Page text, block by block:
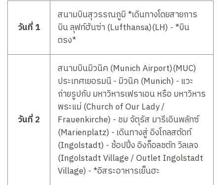
วันที่ 1
สนามบินสุวรรณภูมิ *เดินทางโดยสายการ
บิน ลุฟท์ฮันซ่า (Lufthansa)(LH) - *บิน
ตรง*
วันที่ 2
สนามบินมิวนิค (Munich Airport)(MUC)
ประเทศเยอรมนี - มิวนิค (Munich) - แวะ
ถ่ายรูปกับ มหาวิหารเฟราเอน หรือ มหาวิหาร
พระแม่ (Church of Our Lady /
Frauenkirche) - ชม จัตุรัส มารีเอินพลัทซ์
(Marienplatz) - เดินทางสู่ อิงโกลสตัดท์
(Ingolstadt) - ช้อปปิ้ง อิงก็อลชตัท วิลเลจ
(Ingolstadt Village / Outlet Ingolstadt
Village) - *อิสระอาหารเย็นฮะ